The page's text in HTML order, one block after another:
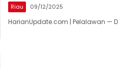
Riau 09/12/2025
HarianUpdate.com | Pelalawan —